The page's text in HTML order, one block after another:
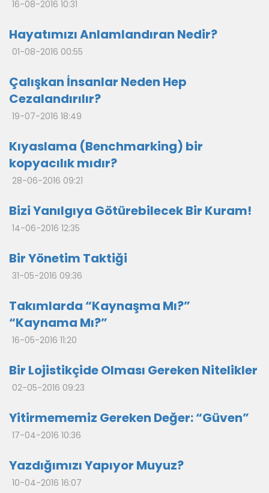
16-08-2016 10:31
Hayatımızı Anlamlandıran Nedir?
01-08-2016 00:55
Çalışkan İnsanlar Neden Hep
Cezalandırılır?
19-07-2016 18:49
Kıyaslama (Benchmarking) bir
kopyacılık mıdır?
28-06-2016 09:21
Bizi Yanılgıya Götürebilecek Bir Kuram!
14-06-2016 12:35
Bir Yönetim Taktiği
31-05-2016 09:36
Takımlarda “Kaynaşma Mı?”
“Kaynama Mı?”
16-05-2016 11:20
Bir Lojistikçide Olması Gereken Nitelikler
02-05-2016 09:23
Yitirmememiz Gereken Değer: “Güven”
17-04-2016 10:36
Yazdığımızı Yapıyor Muyuz?
10-04-2016 16:07